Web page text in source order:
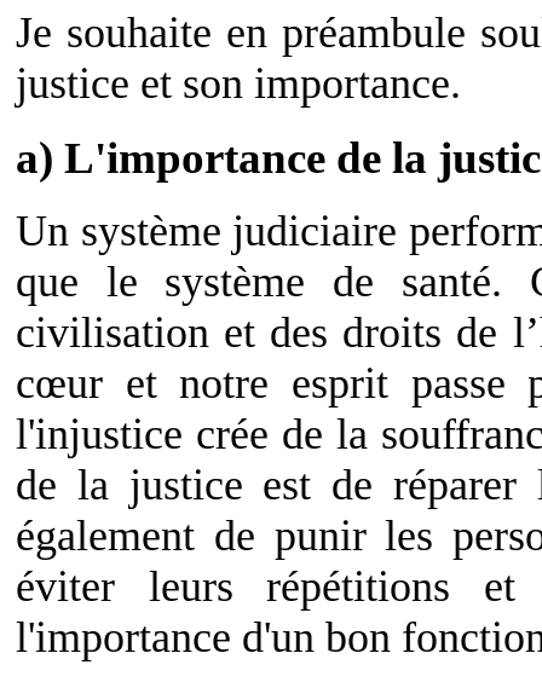
Je souhaite en préambule
justice et son importance.
a) L'importance de la
Un système judiciaire
que le système de santé.
civilisation et des droits de
cœur et notre esprit passe
l'injustice crée de la
de la justice est de
également de punir les
éviter leurs répétitions
l'importance d'un bon